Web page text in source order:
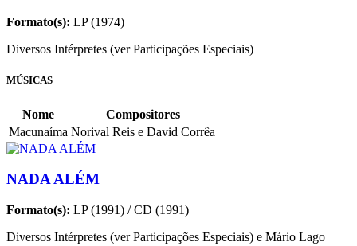
Formato(s): LP (1974)
Diversos Intérpretes (ver Participações Especiais)
MÚSICAS
Nome
Compositores
Macunaíma Norival Reis e David Corrêa
NADA ALÉM
Formato(s): LP (1991) / CD (1991)
Diversos Intérpretes (ver Participações Especiais) e Mário Lago